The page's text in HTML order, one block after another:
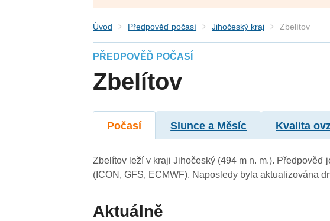
Úvod Předpověď počasí Jihočeský kraj Zbelítov
PŘEDPOVĚĎ POČASÍ
Zbelítov
Počasí Slunce a Měsíc Kvalita
Zbelítov leží v kraji Jihočeský (494 m n. m.). Předpověď
(ICON, GFS, ECMWF). Naposledy byla aktualizována
Aktuálně